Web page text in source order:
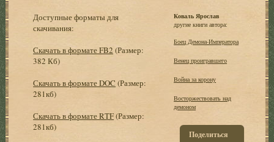
Доступные форматы для
скачивания:
Скачать в формате FB2 (Размер:
382 Кб)
Скачать в формате DOC (Размер:
281кб)
Скачать в формате RTF(Размер:
281кб)
Коваль Ярослав
другие книги автора:
Боец Демона-Императора
Венец проигравшего
Война за корону
Восторжествовать над
демоном
Поделиться